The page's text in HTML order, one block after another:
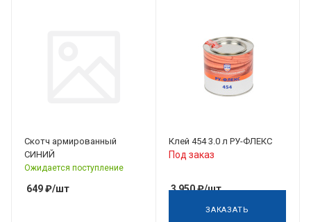
Скотч армированный
СИНИЙ
Ожидается поступление
649₽/шт
Клей 454 3.0 л РУ-ФЛЕКС
Под заказ
3 950₽/шт
ЗАКАЗАТЬ